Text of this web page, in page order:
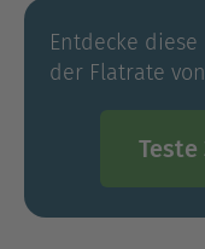
Entdecke
der Flatrate
Teste